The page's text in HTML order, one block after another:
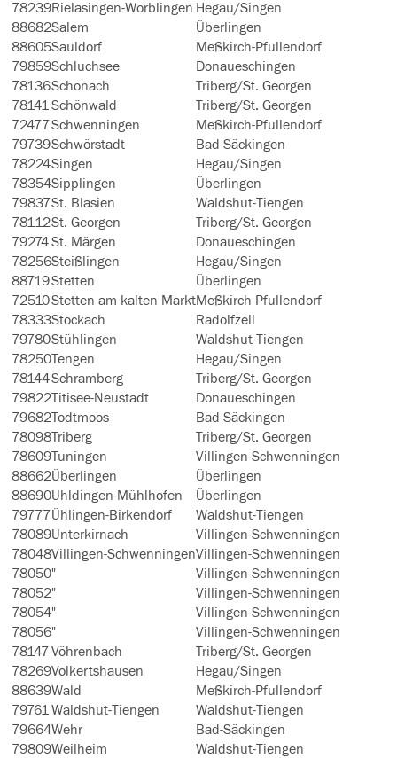
78239Rielasingen-Worblingen Hegau/Singen
88682Salem
Überlingen
88605Sauldorf
Meßkirch-Pfullendorf
79859Schluchsee
Donaueschingen
78136Schonach
Triberg/St. Georgen
78141Schönwald
Triberg/St. Georgen
72477Schwenningen
Meßkirch-Pfullendorf
79739Schwörstadt
Bad-Säckingen
78224Singen
Hegau/Singen
78354Sipplingen
Überlingen
79837St. Blasien
Waldshut-Tiengen
78112St. Georgen
Triberg/St. Georgen
79274St. Märgen
Donaueschingen
78256Steißlingen
Hegau/Singen
88719Stetten
Überlingen
72510Stetten am kalten MarktMeßkirch-Pfullendorf
78333Stockach
Radolfzell
79780Stühlingen
Waldshut-Tiengen
78250Tengen
Hegau/Singen
78144Schramberg
Triberg/St. Georgen
79822Titisee-Neustadt
Donaueschingen
79682Todtmoos
Bad-Säckingen
78098Triberg
Triberg/St. Georgen
78609Tuningen
Villingen-Schwenningen
88662Überlingen
Überlingen
88690Uhldingen-Mühlhofen
Überlingen
79777Ühlingen-Birkendorf
Waldshut-Tiengen
78089Unterkirnach
Villingen-Schwenningen
78048Villingen-SchwenningenVillingen-Schwenningen
78050"
Villingen-Schwenningen
78052"
Villingen-Schwenningen
78054"
Villingen-Schwenningen
78056"
Villingen-Schwenningen
78147Vöhrenbach
Triberg/St. Georgen
78269Volkertshausen
Hegau/Singen
88639Wald
Meßkirch-Pfullendorf
79761Waldshut-Tiengen
Waldshut-Tiengen
79664Wehr
Bad-Säckingen
79809Weilheim
Waldshut-Tiengen